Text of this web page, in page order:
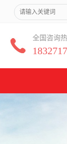
全国咨询热